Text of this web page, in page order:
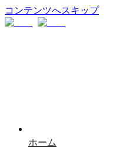
コンテンツへスキップ
ホーム